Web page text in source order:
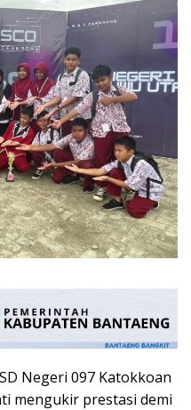
Negeri 097 Katokkoan
mengukir prestasi demi